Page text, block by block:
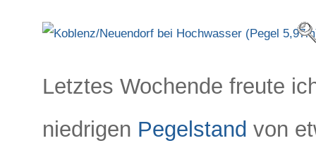
Letztes Wochende freute
niedrigen Pegelstand von